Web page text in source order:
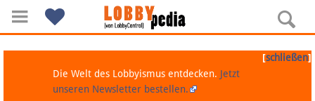
[schließen]
Die Welt des Lobbyismus entdecken. Jetzt
unseren Newsletter bestellen.